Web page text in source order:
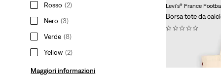
Rosso (2)
Nero (3)
Verde (8)
Yellow (2)
Maggiori informazioni
Levi's® France
Borsa tote da
sul